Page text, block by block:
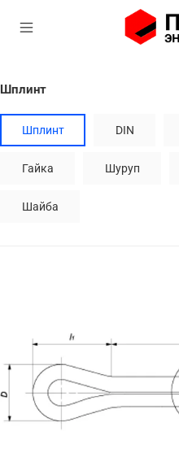
Шплинт
Шплинт DIN
Гайка Шуруп
Шайба